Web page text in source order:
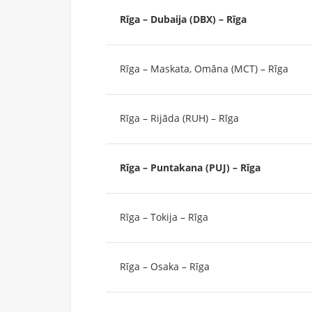
Rīga – Dubaija (DBX) – Rīga
Rīga – Maskata, Omāna (MCT) – Rīga
Rīga – Rijāda (RUH) – Rīga
Rīga – Puntakana (PUJ) – Rīga
Rīga – Tokija – Rīga
Rīga – Osaka – Rīga